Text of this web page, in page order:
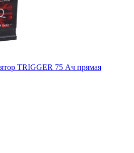
TRIGGER 75 Ач прямая